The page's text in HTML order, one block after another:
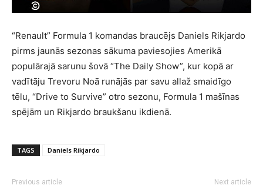
“Renault” Formula 1 komandas braucējs Daniels Rikjardo
pirms jaunās sezonas sākuma paviesojies Amerikā
populārajā sarunu šovā “The Daily Show”, kur kopā ar
vadītāju Trevoru Noā runājās par savu allaž smaidīgo
tēlu, “Drive to Survive” otro sezonu, Formula 1 mašīnas
spējām un Rikjardo braukšanu ikdienā.
TAGS Daniels Rikjardo
Previous article Next article